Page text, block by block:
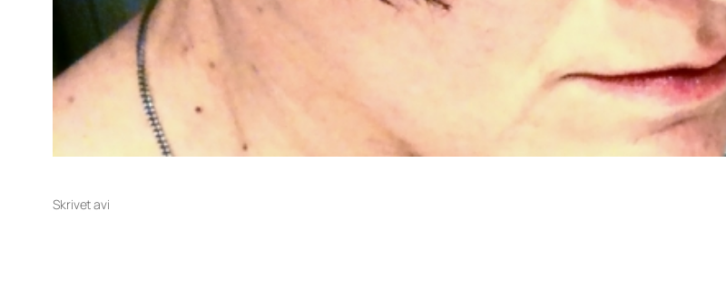
Skrivet avi